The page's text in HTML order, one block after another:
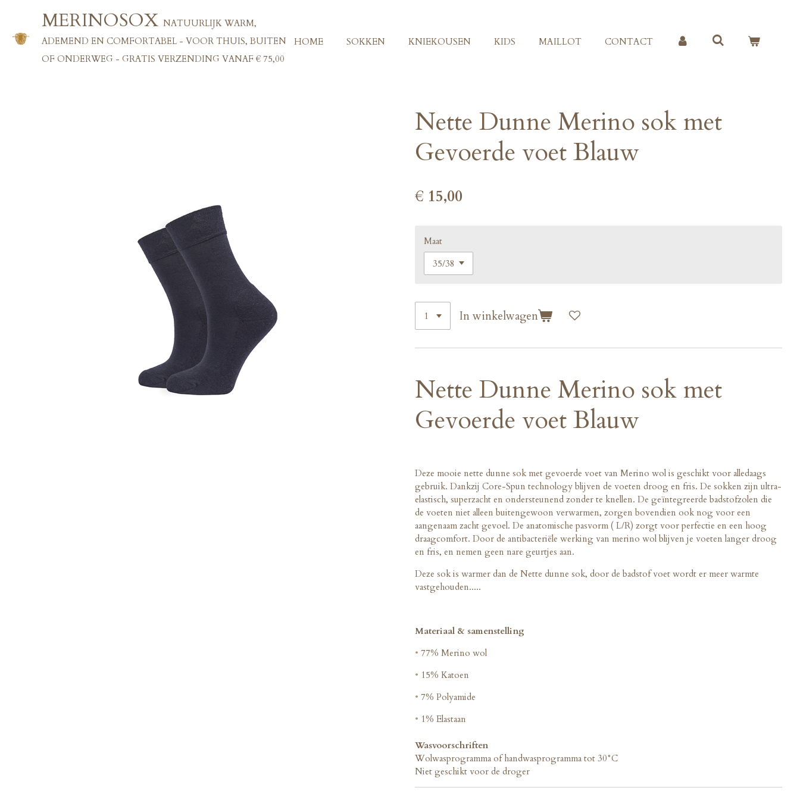
naar
hoofdinhoud
MERINOSOX NATUURLIJK WARM,
ADEMEND EN COMFORTABEL - VOOR THUIS, BUITEN
OF ONDERWEG - GRATIS VERZENDING VANAF € 75,00
HOME SOKKEN KNIEKOUSEN KIDS MAILLOT CONTACT
Nette Dunne Merino sok met
Gevoerde voet Blauw
€ 15,00
Maat
In winkelwagen
Nette Dunne Merino sok met
Gevoerde voet Blauw
Deze mooie nette dunne sok met gevoerde voet van Merino wol is geschikt voor alledaags
gebruik. Dankzij Core-Spun technology blijven de voeten droog en fris. De sokken zijn ultra-
elastisch, superzacht en ondersteunend zonder te knellen. De geïntegreerde badstofzolen die
de voeten niet alleen buitengewoon verwarmen, zorgen bovendien ook nog voor een
aangenaam zacht gevoel. De anatomische pasvorm ( L/R) zorgt voor perfectie en een hoog
draagcomfort. Door de antibacteriële werking van merino wol blijven je voeten langer droog
en fris, en nemen geen nare geurtjes aan.
Deze sok is warmer dan de Nette dunne sok, door de badstof voet wordt er meer warmte
vastgehouden.....
Materiaal & samenstelling
• 77% Merino wol
• 15% Katoen
• 7% Polyamide
• 1% Elastaan
Wasvoorschriften
Wolwasprogramma of handwasprogramma tot 30°C
Niet geschikt voor de droger